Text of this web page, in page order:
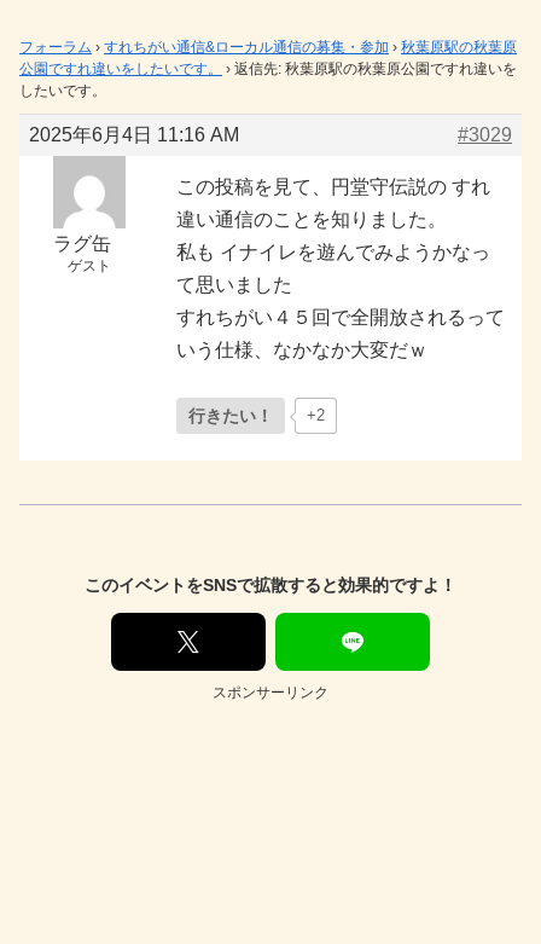
フォーラム › すれちがい通信&ローカル通信の募集・参加 › 秋葉原駅の秋葉原
公園ですれ違いをしたいです。
› 返信先: 秋葉原駅の秋葉原公園ですれ違いを
したいです。
2025年6月4日 11:16 AM #3029
ラグ缶
ゲスト
この投稿を見て、円堂守伝説の すれ
違い通信のことを知りました。
私も イナイレを遊んでみようかなっ
て思いました
すれちがい４５回で全開放されるって
いう仕様、なかなか大変だｗ
行きたい！ +2
このイベントをSNSで拡散すると効果的ですよ！
スポンサーリンク